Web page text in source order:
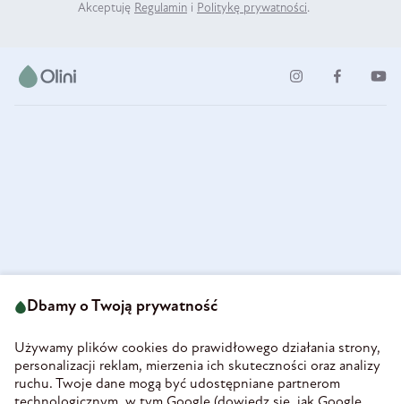
Akceptuję Regulamin i Politykę prywatności.
58-160 Świebodzice
REGON 890213034
INFORMACJE
Dbamy o Twoją prywatność
Używamy plików cookies do prawidłowego działania strony,
personalizacji reklam, mierzenia ich skuteczności oraz analizy
ruchu. Twoje dane mogą być udostępniane partnerom